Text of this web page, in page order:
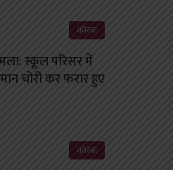
कोरबा
स्कूल परिसर में
चोरी कर फरार हुए
कोरबा